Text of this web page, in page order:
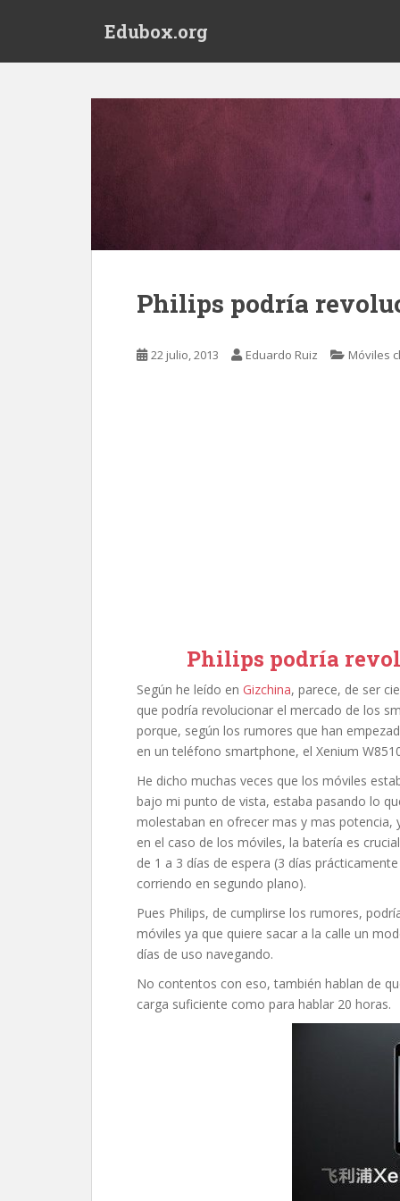
Edubox.org
Philips podría
22 julio, 2013 Eduardo Ruiz Móviles
Philips podría
Según he leído en Gizchina, parece, de ser
que podría revolucionar el mercado de los
porque, según los rumores que han
en un teléfono smartphone, el Xenium
He dicho muchas veces que los móviles
bajo mi punto de vista, estaba pasando lo
molestaban en ofrecer mas y mas
en el caso de los móviles, la batería es
de 1 a 3 días de espera (3 días
corriendo en segundo plano).
Pues Philips, de cumplirse los rumores,
móviles ya que quiere sacar a la calle un
días de uso navegando.
No contentos con eso, también hablan de
carga suficiente como para hablar 20 horas.